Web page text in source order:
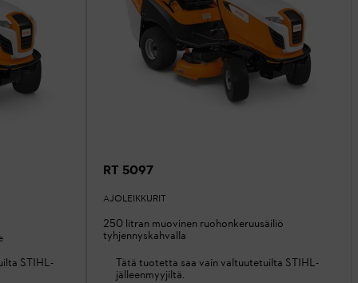
STIHL-
RT 5097
AJOLEIKKURIT
250 litran muovinen ruohonkeruusäiliö
tyhjennyskahvalla
Tätä tuotetta saa vain valtuutetuilta STIHL-
jälleenmyyjiltä.